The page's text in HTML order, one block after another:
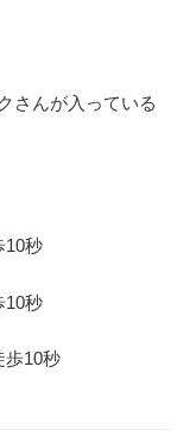
さんが入っている
10秒
10秒
歩10秒